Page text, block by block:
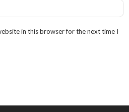
in this browser for the next time I